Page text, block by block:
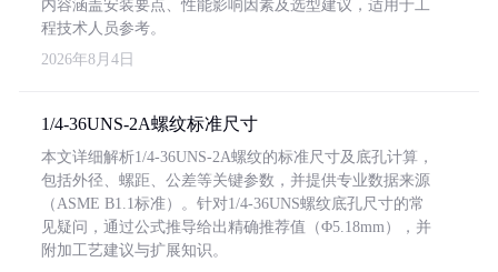
内容涵盖安装要点、性能影响因素及选型建议，适用于工
程技术人员参考。
2026年8月4日
1/4-36UNS-2A螺纹标准尺寸
本文详细解析1/4-36UNS-2A螺纹的标准尺寸及底孔计算，
包括外径、螺距、公差等关键参数，并提供专业数据来源
（ASME B1.1标准）。针对1/4-36UNS螺纹底孔尺寸的常
见疑问，通过公式推导给出精确推荐值（Φ5.18mm），并
附加工艺建议与扩展知识。